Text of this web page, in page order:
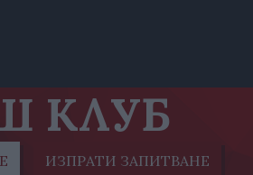
КЛУБ
ИЗПРАТИ ЗАПИТВАНЕ